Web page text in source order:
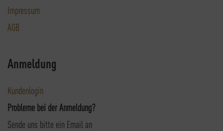
Impressum
AGB
Anmeldung
Kundenlogin
Probleme bei der Anmeldung?
Sende uns bitte ein Email an